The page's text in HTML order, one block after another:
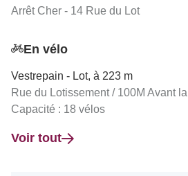
Arrêt Cher - 14 Rue du Lot
En vélo
Vestrepain - Lot, à 223 m
Rue du Lotissement / 100M Avant
Capacité : 18 vélos
Voir tout